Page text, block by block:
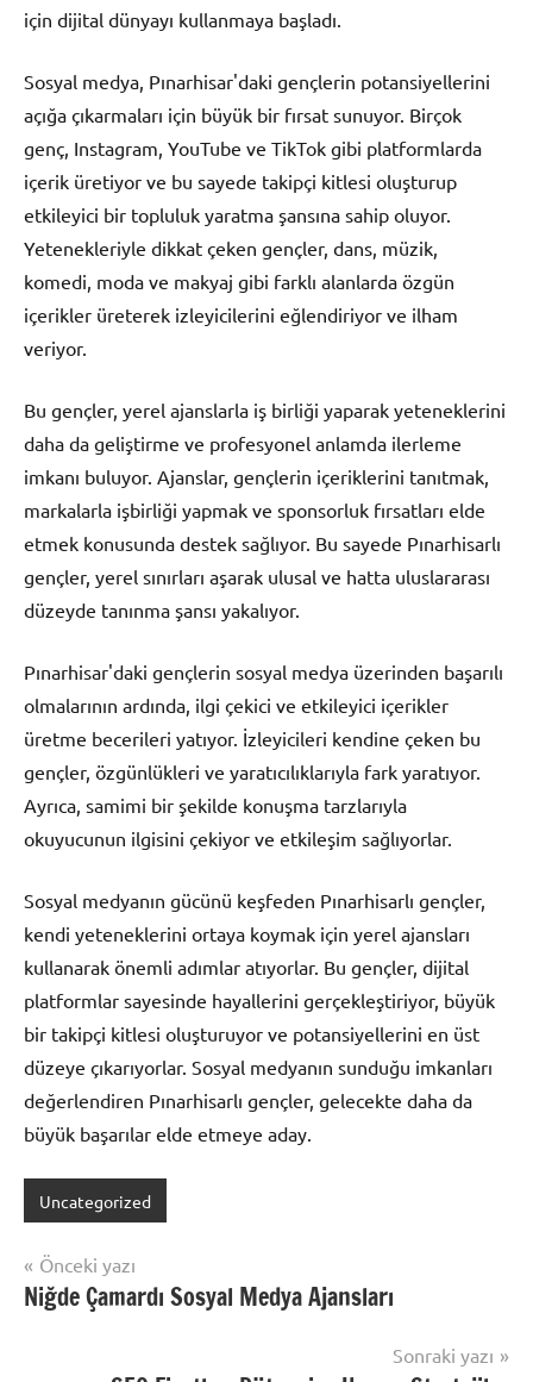
için dijital dünyayı kullanmaya başladı.
Sosyal medya, Pınarhisar'daki gençlerin potansiyellerini
açığa çıkarmaları için büyük bir fırsat sunuyor. Birçok
genç, Instagram, YouTube ve TikTok gibi platformlarda
içerik üretiyor ve bu sayede takipçi kitlesi oluşturup
etkileyici bir topluluk yaratma şansına sahip oluyor.
Yetenekleriyle dikkat çeken gençler, dans, müzik,
komedi, moda ve makyaj gibi farklı alanlarda özgün
içerikler üreterek izleyicilerini eğlendiriyor ve ilham
veriyor.
Bu gençler, yerel ajanslarla iş birliği yaparak yeteneklerini
daha da geliştirme ve profesyonel anlamda ilerleme
imkanı buluyor. Ajanslar, gençlerin içeriklerini tanıtmak,
markalarla işbirliği yapmak ve sponsorluk fırsatları elde
etmek konusunda destek sağlıyor. Bu sayede Pınarhisarlı
gençler, yerel sınırları aşarak ulusal ve hatta uluslararası
düzeyde tanınma şansı yakalıyor.
Pınarhisar'daki gençlerin sosyal medya üzerinden başarılı
olmalarının ardında, ilgi çekici ve etkileyici içerikler
üretme becerileri yatıyor. İzleyicileri kendine çeken bu
gençler, özgünlükleri ve yaratıcılıklarıyla fark yaratıyor.
Ayrıca, samimi bir şekilde konuşma tarzlarıyla
okuyucunun ilgisini çekiyor ve etkileşim sağlıyorlar.
Sosyal medyanın gücünü keşfeden Pınarhisarlı gençler,
kendi yeteneklerini ortaya koymak için yerel ajansları
kullanarak önemli adımlar atıyorlar. Bu gençler, dijital
platformlar sayesinde hayallerini gerçekleştiriyor, büyük
bir takipçi kitlesi oluşturuyor ve potansiyellerini en üst
düzeye çıkarıyorlar. Sosyal medyanın sunduğu imkanları
değerlendiren Pınarhisarlı gençler, gelecekte daha da
büyük başarılar elde etmeye aday.
Uncategorized
Yazı
gezinmesi
Önceki yazı
Niğde Çamardı Sosyal Medya Ajansları
Sonraki yazı